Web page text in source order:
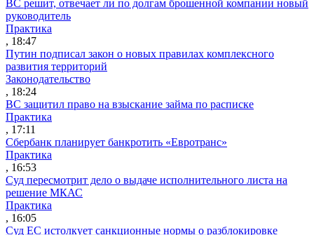
ВС решит, отвечает ли по долгам брошенной компании новый
руководитель
Практика
, 18:47
Путин подписал закон о новых правилах комплексного
развития территорий
Законодательство
, 18:24
ВС защитил право на взыскание займа по расписке
Практика
, 17:11
Сбербанк планирует банкротить «Евротранс»
Практика
, 16:53
Суд пересмотрит дело о выдаче исполнительного листа на
решение МКАС
Практика
, 16:05
Суд ЕС истолкует санкционные нормы о разблокировке